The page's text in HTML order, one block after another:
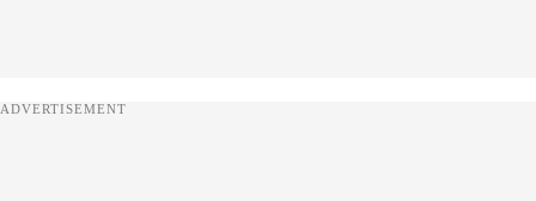
ADVERTISEMENT